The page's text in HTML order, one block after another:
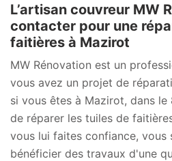
L’artisan couvreur MW
contacter pour une
faitières à Mazirot
MW Rénovation est un
vous avez un projet de
si vous êtes à Mazirot, dans
de réparer les tuiles de
vous lui faites confiance, vous
bénéficier des travaux d'une